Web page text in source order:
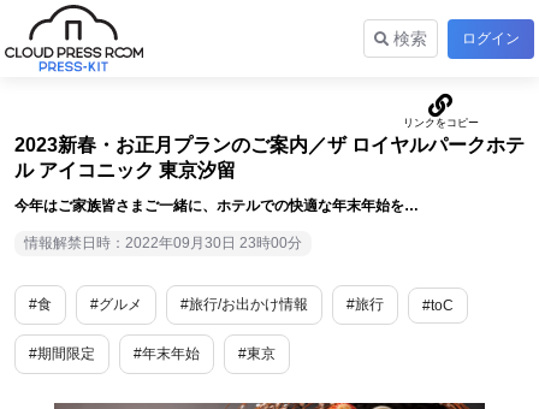
検索 ログイン
2023新春・お正月プランのご案内／ザ ロイヤルパークホテ
ル アイコニック 東京汐留
今年はご家族皆さまご一緒に、ホテルでの快適な年末年始を…
情報解禁日時：2022年09月30日 23時00分
#食 #グルメ #旅行/お出かけ情報 #旅行 #toC
#期間限定 #年末年始 #東京